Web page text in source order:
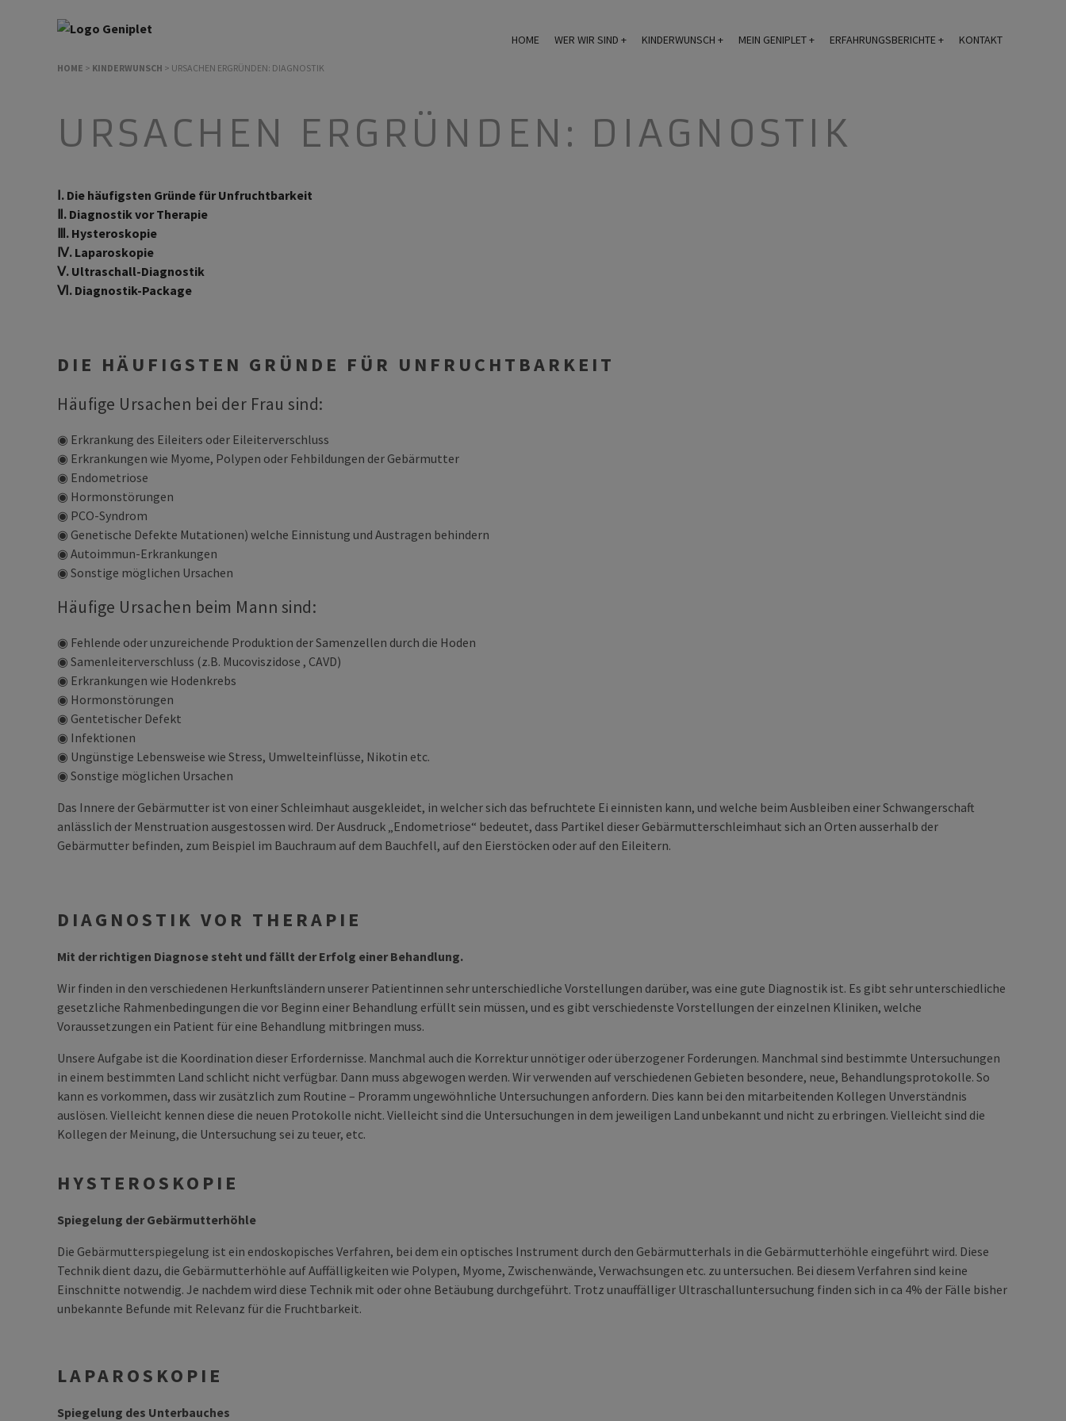
HOME WER WIR SIND KINDERWUNSCH MEIN GENIPLET ERFAHRUNGSBERICHTE KONTAKT
HOME > KINDERWUNSCH > URSACHEN ERGRÜNDEN: DIAGNOSTIK
URSACHEN ERGRÜNDEN: DIAGNOSTIK
Ⅰ. Die häufigsten Gründe für Unfruchtbarkeit
Ⅱ. Diagnostik vor Therapie
Ⅲ. Hysteroskopie
Ⅳ. Laparoskopie
Ⅴ. Ultraschall-Diagnostik
Ⅵ. Diagnostik-Package
DIE HÄUFIGSTEN GRÜNDE FÜR UNFRUCHTBARKEIT
Häufige Ursachen bei der Frau sind:
◉ Erkrankung des Eileiters oder Eileiterverschluss
◉ Erkrankungen wie Myome, Polypen oder Fehbildungen der Gebärmutter
◉ Endometriose
◉ Hormonstörungen
◉ PCO-Syndrom
◉ Genetische Defekte Mutationen) welche Einnistung und Austragen behindern
◉ Autoimmun-Erkrankungen
◉ Sonstige möglichen Ursachen
Häufige Ursachen beim Mann sind:
◉ Fehlende oder unzureichende Produktion der Samenzellen durch die Hoden
◉ Samenleiterverschluss (z.B. Mucoviszidose , CAVD)
◉ Erkrankungen wie Hodenkrebs
◉ Hormonstörungen
◉ Gentetischer Defekt
◉ Infektionen
◉ Ungünstige Lebensweise wie Stress, Umwelteinflüsse, Nikotin etc.
◉ Sonstige möglichen Ursachen
Das Innere der Gebärmutter ist von einer Schleimhaut ausgekleidet, in welcher sich das befruchtete Ei einnisten kann, und welche beim Ausbleiben einer Schwangerschaft
anlässlich der Menstruation ausgestossen wird. Der Ausdruck „Endometriose“ bedeutet, dass Partikel dieser Gebärmutterschleimhaut sich an Orten ausserhalb der
Gebärmutter befinden, zum Beispiel im Bauchraum auf dem Bauchfell, auf den Eierstöcken oder auf den Eileitern.
DIAGNOSTIK VOR THERAPIE
Mit der richtigen Diagnose steht und fällt der Erfolg einer Behandlung.
Wir finden in den verschiedenen Herkunftsländern unserer Patientinnen sehr unterschiedliche Vorstellungen darüber, was eine gute Diagnostik ist. Es gibt sehr unterschiedliche
gesetzliche Rahmenbedingungen die vor Beginn einer Behandlung erfüllt sein müssen, und es gibt verschiedenste Vorstellungen der einzelnen Kliniken, welche
Voraussetzungen ein Patient für eine Behandlung mitbringen muss.
Unsere Aufgabe ist die Koordination dieser Erfordernisse. Manchmal auch die Korrektur unnötiger oder überzogener Forderungen. Manchmal sind bestimmte Untersuchungen
in einem bestimmten Land schlicht nicht verfügbar. Dann muss abgewogen werden. Wir verwenden auf verschiedenen Gebieten besondere, neue, Behandlungsprotokolle. So
kann es vorkommen, dass wir zusätzlich zum Routine – Proramm ungewöhnliche Untersuchungen anfordern. Dies kann bei den mitarbeitenden Kollegen Unverständnis
auslösen. Vielleicht kennen diese die neuen Protokolle nicht. Vielleicht sind die Untersuchungen in dem jeweiligen Land unbekannt und nicht zu erbringen. Vielleicht sind die
Kollegen der Meinung, die Untersuchung sei zu teuer, etc.
HYSTEROSKOPIE
Spiegelung der Gebärmutterhöhle
Die Gebärmutterspiegelung ist ein endoskopisches Verfahren, bei dem ein optisches Instrument durch den Gebärmutterhals in die Gebärmutterhöhle eingeführt wird. Diese
Technik dient dazu, die Gebärmutterhöhle auf Auffälligkeiten wie Polypen, Myome, Zwischenwände, Verwachsungen etc. zu untersuchen. Bei diesem Verfahren sind keine
Einschnitte notwendig. Je nachdem wird diese Technik mit oder ohne Betäubung durchgeführt. Trotz unauffälliger Ultraschalluntersuchung finden sich in ca 4% der Fälle bisher
unbekannte Befunde mit Relevanz für die Fruchtbarkeit.
LAPAROSKOPIE
Spiegelung des Unterbauches